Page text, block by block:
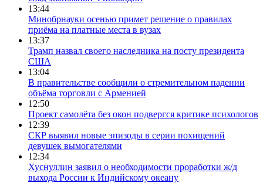
13:44
Минобрнауки осенью примет решение о правилах
приёма на платные места в вузах
13:37
Трамп назвал своего наследника на посту президента
США
13:04
В правительстве сообщили о стремительном падении
объёма торговли с Арменией
12:50
Проект самолёта без окон подвергся критике психологов
12:39
СКР выявил новые эпизоды в серии похищений
девушек вымогателями
12:34
Хуснуллин заявил о необходимости проработки ж/д
выхода России к Индийскому океану